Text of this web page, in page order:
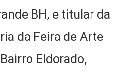
BH, e titular da
da Feira de Arte
Eldorado,